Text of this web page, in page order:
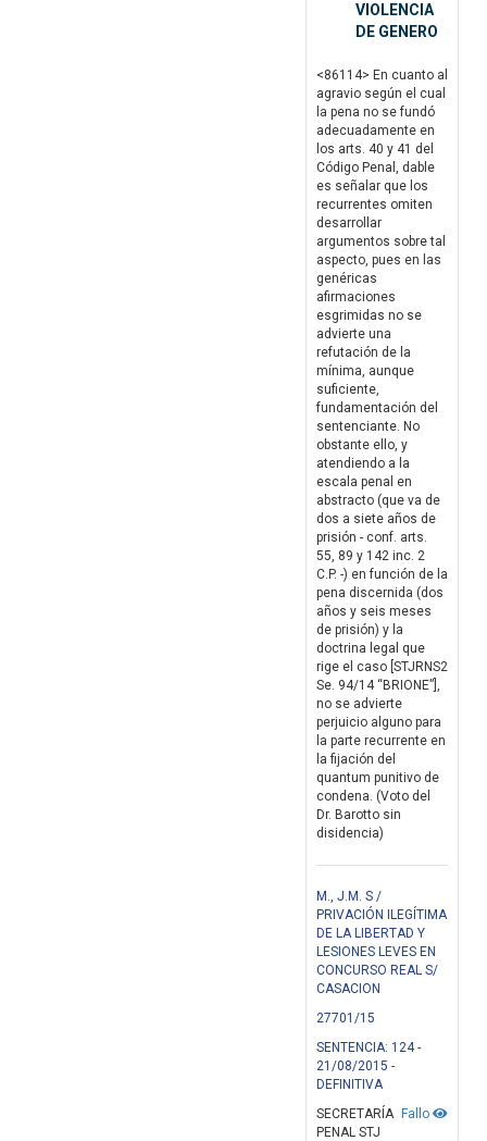
VIOLENCIA
DE GENERO
<86114> En cuanto al
agravio según el cual
la pena no se fundó
adecuadamente en
los arts. 40 y 41 del
Código Penal, dable
es señalar que los
recurrentes omiten
desarrollar
argumentos sobre tal
aspecto, pues en las
genéricas
afirmaciones
esgrimidas no se
advierte una
refutación de la
mínima, aunque
suficiente,
fundamentación del
sentenciante. No
obstante ello, y
atendiendo a la
escala penal en
abstracto (que va de
dos a siete años de
prisión - conf. arts.
55, 89 y 142 inc. 2
C.P. -) en función de la
pena discernida (dos
años y seis meses
de prisión) y la
doctrina legal que
rige el caso [STJRNS2
Se. 94/14 “BRIONE”],
no se advierte
perjuicio alguno para
la parte recurrente en
la fijación del
quantum punitivo de
condena. (Voto del
Dr. Barotto sin
disidencia)
M., J.M. S /
PRIVACIÓN ILEGÍTIMA
DE LA LIBERTAD Y
LESIONES LEVES EN
CONCURSO REAL S/
CASACION
27701/15
SENTENCIA: 124 -
21/08/2015 -
DEFINITIVA
Fallo
SECRETARÍA
PENAL STJ